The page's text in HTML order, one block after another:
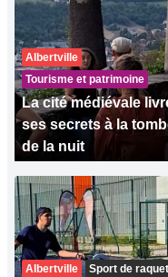
Albertville
Tourisme et patrimoine
La cité médiévale
ses secrets à la
de la nuit
Albertville Sport de